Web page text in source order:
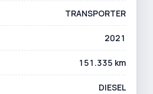
TRANSPORTER
2021
151.335 km
DIESEL